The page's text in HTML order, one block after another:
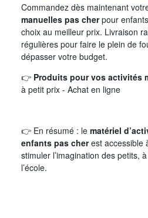
Commandez dès maintenant
manuelles pas cherpour
choix au meilleur prix. Livraison
régulières pour faire le plein de
dépasser votre budget.
👉 Produits pour vos activités
à petit prix - Achat en ligne
👉 En résumé : le matériel
enfants pas cherest accessible
stimuler l’imagination des petits,
l’école.